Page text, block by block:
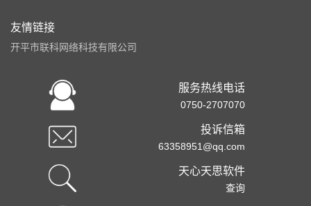
友情链接
开平市联科网络科技有限公司
服务热线电话
0750-2707070
投诉信箱
63358951@qq.com
天心天思软件
查询